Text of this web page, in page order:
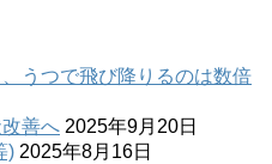
うつで飛び降りるのは数倍
善へ 2025年9月20日
) 2025年8月16日